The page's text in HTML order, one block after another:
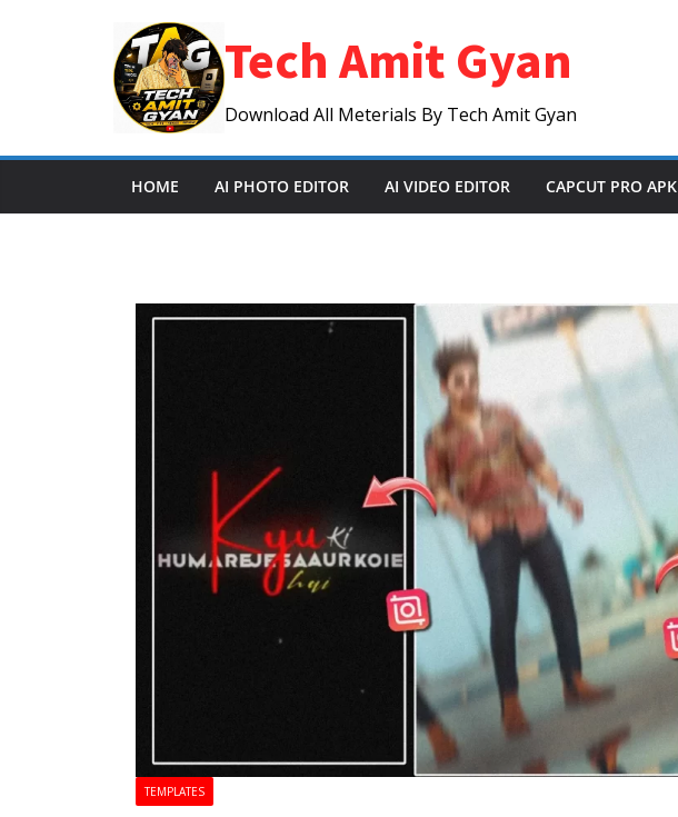
Tech Amit Gyan
Download All Meterials By Tech Amit Gyan
HOME AI PHOTO EDITOR AI VIDEO EDITOR CAPCUT PRO APK
TEMPLATES